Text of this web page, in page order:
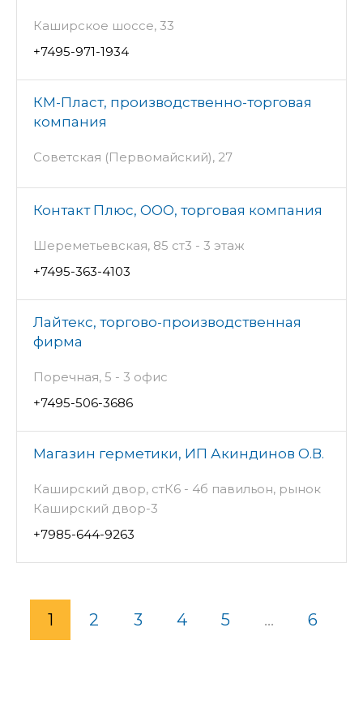
Каширское шоссе, 33
+7495-971-1934
КМ-Пласт, производственно-торговая
компания
Советская (Первомайский), 27
Контакт Плюс, ООО, торговая компания
Шереметьевская, 85 ст3 - 3 этаж
+7495-363-4103
Лайтекс, торгово-производственная
фирма
Поречная, 5 - 3 офис
+7495-506-3686
Магазин герметики, ИП Акиндинов О.В.
Каширский двор, стК6 - 4б павильон, рынок
Каширский двор-3
+7985-644-9263
1 2 3 4 5 ... 6